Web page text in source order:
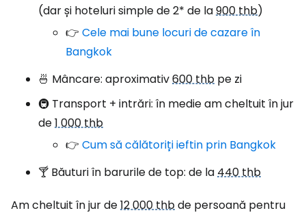
(dar și hoteluri simple de 2* de la900 thb)
👉 Cele mai bune locuri de cazare în
Bangkok
🍜 Mâncare: aproximativ600 thb pe zi
🚇 Transport + intrări: în medie am cheltuit în jur
de1 000 thb
👉 Cum să călătoriți ieftin prin Bangkok
🍸 Băuturi în barurile de top: de la440 thb
Am cheltuit în jur de12 000 thbde persoană pentru